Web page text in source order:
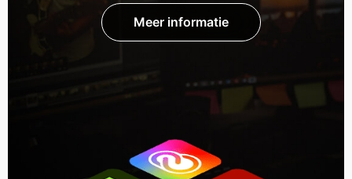
Meer informatie